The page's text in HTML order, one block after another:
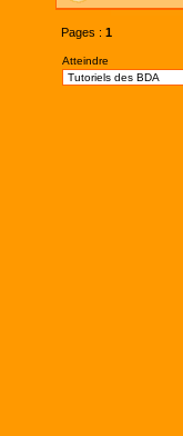
Pages : 1
Atteindre